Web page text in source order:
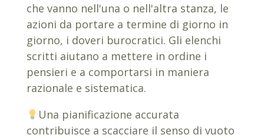
che vanno nell'una o nell'altra stanza, le
azioni da portare a termine di giorno in
giorno, i doveri burocratici. Gli elenchi
scritti aiutano a mettere in ordine i
pensieri e a comportarsi in maniera
razionale e sistematica.
Una pianificazione accurata
contribuisce a scacciare il senso di vuoto